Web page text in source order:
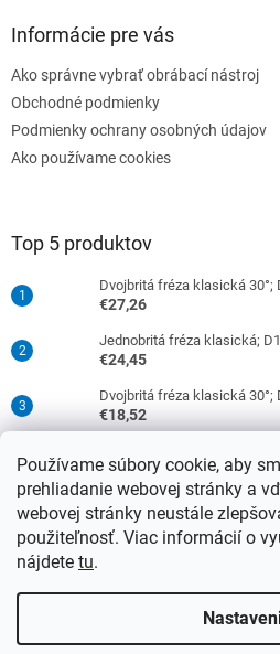
Používame súbory cookie, aby
prehliadanie webovej stránky a
webovej stránky neustále
použiteľnosť. Viac informácií o
nájdete tu.
Informácie pre vás
Ako správne vybrať obrábací nástroj
Obchodné podmienky
Podmienky ochrany osobných údajov
Ako používame cookies
Top 5 produktov
Dvojbritá fréza klasická 30°;
€27,26
Jednobritá fréza klasická;
€24,45
Dvojbritá fréza klasická 30°;
€18,52
€16,52
Dvojbritá fréza klasická 30°;
€18,52